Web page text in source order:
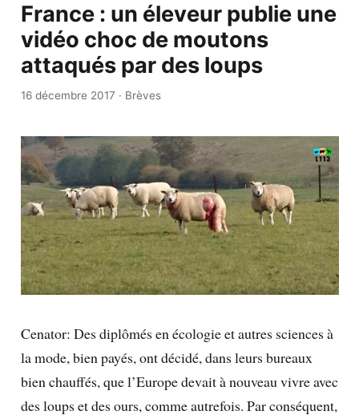
France : un éleveur publie une
vidéo choc de moutons
attaqués par des loups
16 décembre 2017 · Brèves
Cenator: Des diplômés en écologie et autres sciences à
la mode, bien payés, ont décidé, dans leurs bureaux
bien chauffés, que l’Europe devait à nouveau vivre avec
des loups et des ours, comme autrefois. Par conséquent,